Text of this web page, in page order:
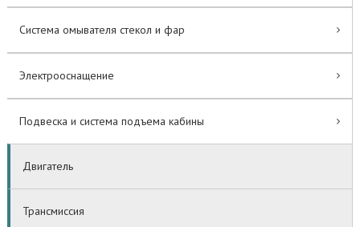
Система омывателя стекол и фар
Электрооснащение
Подвеска и система подъема кабины
Двигатель
Трансмиссия